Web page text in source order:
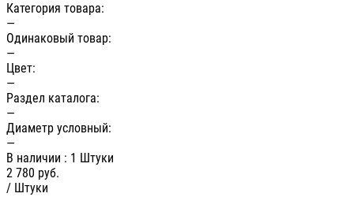
Категория товара:
—
Одинаковый товар:
—
Цвет:
—
Раздел каталога:
—
Диаметр условный:
—
В наличии : 1 Штуки
2 780 руб.
/ Штуки